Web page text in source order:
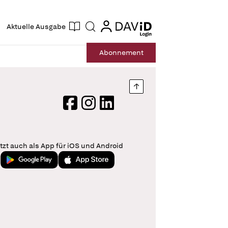
Aktuelle Ausgabe Suche login
login
Abonnement
Nach oben springen
FacebookInstagram
LinkedIn
auch als App für iOS und Android
Jetzt bei Google PlayLaden im App Store